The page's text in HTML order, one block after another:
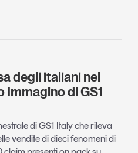
degli italiani nel
di GS1
di GS1 Italy che rileva
vendite di dieci fenomeni di